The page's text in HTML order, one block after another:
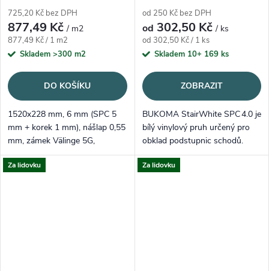
725,20 Kč bez DPH
877,49 Kč/ m2
Měrná cena:
877,49 Kč / 1 m2
Skladem >300 m2
DO KOŠÍKU
1520x228 mm, 6 mm (SPC 5
mm + korek 1 mm), nášlap 0,55
mm, zámek Välinge 5G,
23/33/42 – XL a tichý krok.
Středně hnědý dub,
od 250 Kč bez DPH
od 302,50 Kč/ ks
Měrná cena:
od 302,50 Kč / 1 ks
Skladem 10+ 169 ks
ZOBRAZIT
BUKOMA StairWhite SPC 4.0 je
bílý vinylový pruh určený pro
obklad podstupnic schodů.
Pevné SPC jádro (4 mm),
nášlapná vrstva 0,3 mm, bez
Za lidovku Za lidovku